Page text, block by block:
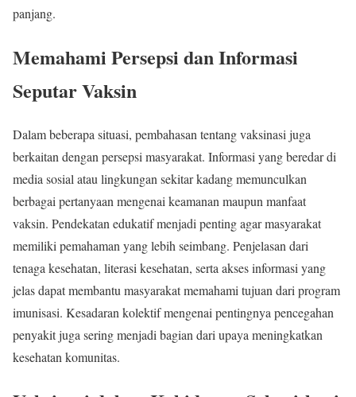
panjang.
Memahami Persepsi dan Informasi
Seputar Vaksin
Dalam beberapa situasi, pembahasan tentang vaksinasi juga
berkaitan dengan persepsi masyarakat. Informasi yang beredar di
media sosial atau lingkungan sekitar kadang memunculkan
berbagai pertanyaan mengenai keamanan maupun manfaat
vaksin. Pendekatan edukatif menjadi penting agar masyarakat
memiliki pemahaman yang lebih seimbang. Penjelasan dari
tenaga kesehatan, literasi kesehatan, serta akses informasi yang
jelas dapat membantu masyarakat memahami tujuan dari program
imunisasi. Kesadaran kolektif mengenai pentingnya pencegahan
penyakit juga sering menjadi bagian dari upaya meningkatkan
kesehatan komunitas.